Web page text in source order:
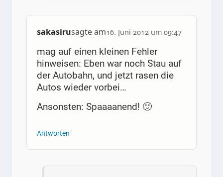
sakasirusagte am16. Juni 2012 um 09:47
mag auf einen kleinen Fehler
hinweisen: Eben war noch Stau auf
der Autobahn, und jetzt rasen die
Autos wieder vorbei…
Ansonsten: Spaaaanend! 🙂
Antworten